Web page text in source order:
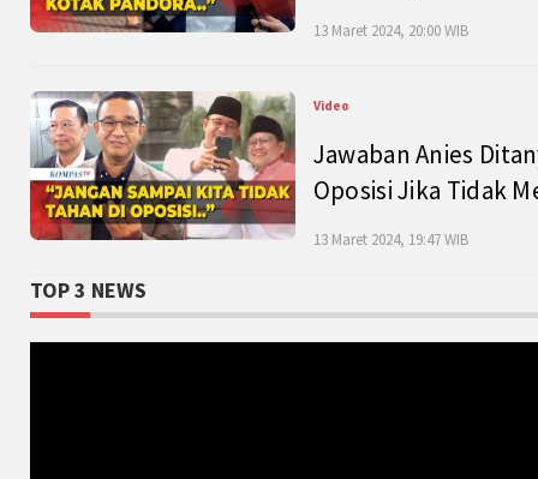
13 Maret 2024, 20:00 WIB
Video
Jawaban Anies
Oposisi Jika Tidak
13 Maret 2024, 19:47 WIB
TOP 3 NEWS